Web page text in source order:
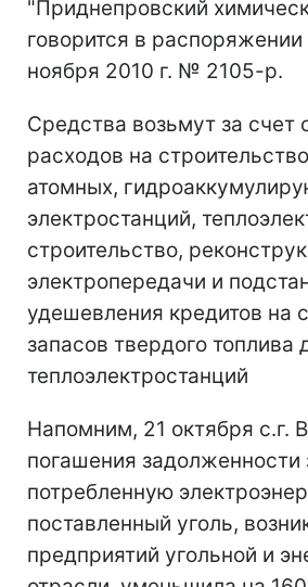
"Приднепровский
говорится в
ноября 2010 г. № 2105-р.
Средства возьмут за счет
расходов на
атомных,
электростанций,
строительство,
электропередачи и
удешевления кредитов на
запасов твердого топлива
теплоэлектростанций
Напомним, 21 октября с.г.
погашения задолженности
потребленную
поставленный уголь,
предприятий угольной и